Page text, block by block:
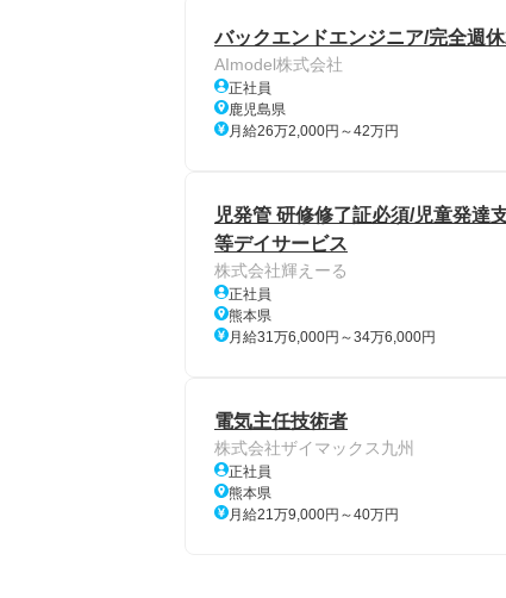
バックエンドエンジニア/完全週
AImodel株式会社
正社員
鹿児島県
月給26万2,000円～42万円
児発管 研修修了証必須/児童発達
等デイサービス
株式会社輝えーる
正社員
熊本県
月給31万6,000円～34万6,000円
電気主任技術者
株式会社ザイマックス九州
正社員
熊本県
月給21万9,000円～40万円